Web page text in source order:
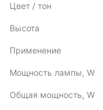
Цвет / тон
Высота
Применение
Мощность лампы, W
Общая мощность, W